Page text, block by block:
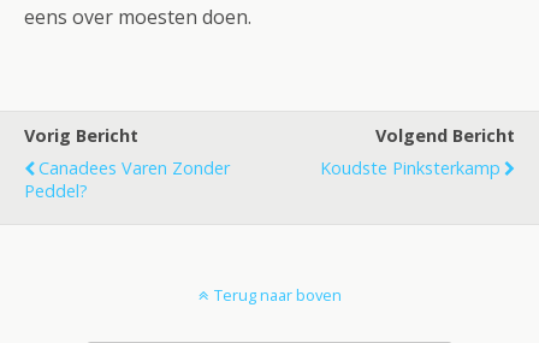
eens over moesten doen.
Vorig Bericht
Canadees Varen Zonder
Peddel?
Volgend Bericht
Koudste Pinksterkamp
Terug naar boven